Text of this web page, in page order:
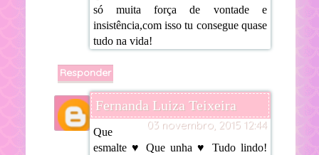
só muita força de vontade e
insistência,com isso tu consegue quase
tudo na vida!
Responder
Fernanda Luiza Teixeira
03 novembro, 2015 12:44
Que
esmalte ♥ Que unha ♥ Tudo lindo!